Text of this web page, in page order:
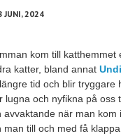
JUNI, 2024
kom till
katter, bland annat
tid och blir tryggare
lugna och nyfikna på oss
avvaktande när man
man till och med få